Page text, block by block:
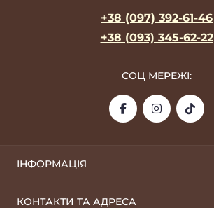
+38 (097) 392-61-46
+38 (093) 345-62-22
СОЦ МЕРЕЖІ:
ІНФОРМАЦІЯ
КОНТАКТИ ТА АДРЕСА